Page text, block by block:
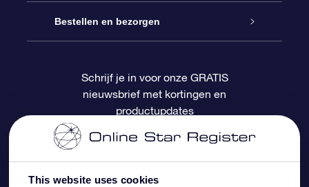
This website uses cookies
Blog
OSR Recensies
OSR Cadeaupakket
OSR Cadeaukaart
Relatiegeschenken
Sterrenregister
Gepersonaliseerde sterrenpagina
One Million Stars
OSR Starsaver
Bestellen en bezorgen
Betalingsinformatie
Verzendinformatie
Retourbeleid
Schrijf je in voor onze GRATIS
nieuwsbrief met kortingen en
productupdates